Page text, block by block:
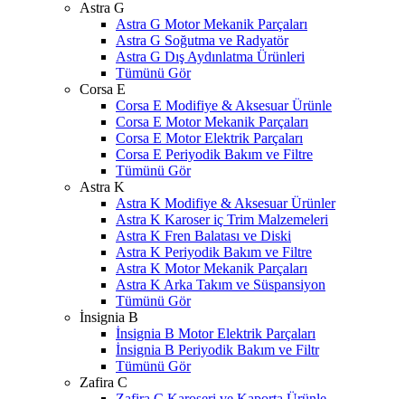
Astra G
Astra G Motor Mekanik Parçaları
Astra G Soğutma ve Radyatör
Astra G Dış Aydınlatma Ürünleri
Tümünü Gör
Corsa E
Corsa E Modifiye & Aksesuar Ürünle
Corsa E Motor Mekanik Parçaları
Corsa E Motor Elektrik Parçaları
Corsa E Periyodik Bakım ve Filtre
Tümünü Gör
Astra K
Astra K Modifiye & Aksesuar Ürünler
Astra K Karoser iç Trim Malzemeleri
Astra K Fren Balatası ve Diski
Astra K Periyodik Bakım ve Filtre
Astra K Motor Mekanik Parçaları
Astra K Arka Takım ve Süspansiyon
Tümünü Gör
İnsignia B
İnsignia B Motor Elektrik Parçaları
İnsignia B Periyodik Bakım ve Filtr
Tümünü Gör
Zafira C